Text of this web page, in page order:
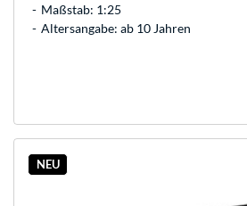
Maßstab: 1:25
Altersangabe: ab 10 Jahren
NEU